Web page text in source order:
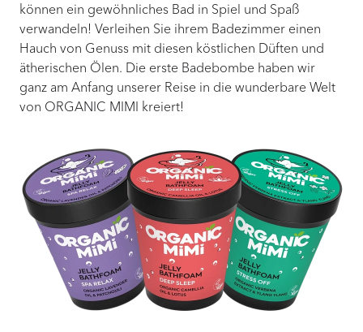
können ein gewöhnliches Bad in Spiel und Spaß
verwandeln! Verleihen Sie ihrem Badezimmer einen
Hauch von Genuss mit diesen köstlichen Düften und
ätherischen Ölen. Die erste Badebombe haben wir
ganz am Anfang unserer Reise in die wunderbare Welt
von ORGANIC MIMI kreiert!